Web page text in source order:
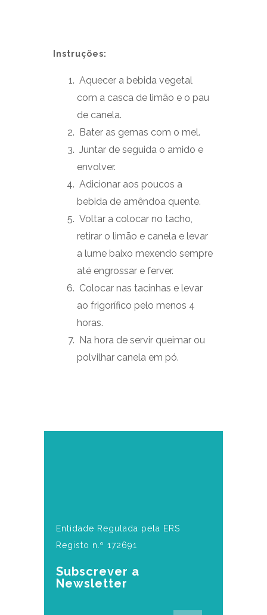
Instruções:
Aquecer a bebida vegetal
com a casca de limão e o pau
de canela.
Bater as gemas com o mel.
Juntar de seguida o amido e
envolver.
Adicionar aos poucos a
bebida de amêndoa quente.
Voltar a colocar no tacho,
retirar o limão e canela e levar
a lume baixo mexendo sempre
até engrossar e ferver.
Colocar nas tacinhas e levar
ao frigorífico pelo menos 4
horas.
Na hora de servir queimar ou
polvilhar canela em pó.
Entidade Regulada pela ERS
Registo n.º 172691
Subscrever a
Newsletter